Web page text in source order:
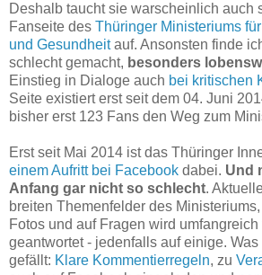
Deshalb taucht sie warscheinlich auch
Fanseite des Thüringer Ministeriums
und Gesundheitauf. Ansonsten finde
schlecht gemacht, besonders
Einstieg in Dialoge auch bei kritischen
Seite existiert erst seit dem 04. Juni
bisher erst 123 Fans den Weg zum
Erst seit Mai 2014 ist das Thüringer
einem Aufritt bei Facebook dabei. Und
Anfang gar nicht so schlecht.
breiten Themenfelder des
Fotos und auf Fragen wird
geantwortet - jedenfalls auf einige.
gefällt: Klare Kommentierregeln, zu